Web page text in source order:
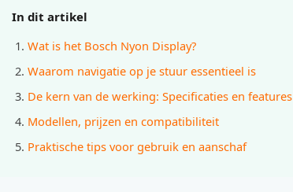
In dit artikel
Wat is het Bosch Nyon Display?
Waarom navigatie op je stuur essentieel is
De kern van de werking: Specificaties en features
Modellen, prijzen en compatibiliteit
Praktische tips voor gebruik en aanschaf